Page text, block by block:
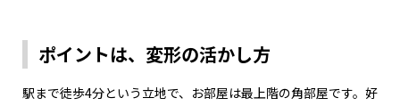
ポイントは、変形の活かし方
駅まで徒歩4分という立地で、お部屋は最上階の角部屋です。好